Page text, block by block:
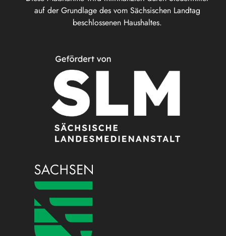
auf der Grundlage des vom Sächsischen Landtag
beschlossenen Haushaltes.